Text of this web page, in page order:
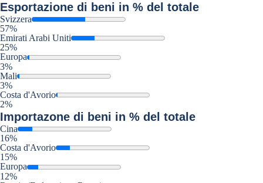
Esportazione di beni in % del totale
Svizzera
57%
Emirati Arabi Uniti
25%
Europa
3%
Mali
3%
Costa d'Avorio
2%
Importazone di beni in % del totale
Cina
16%
Costa d'Avorio
15%
Europa
12%